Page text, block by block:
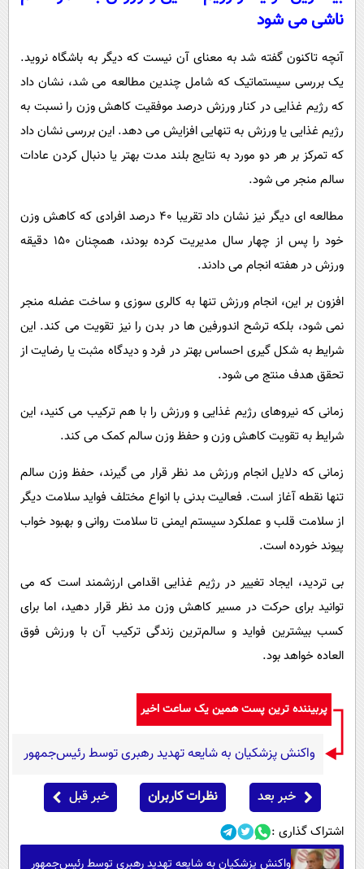
ناشی می شود
آنچه تاکنون گفته شد به معنای آن نیست که دیگر به باشگاه نروید.
یک بررسی سیستماتیک که شامل چندین مطالعه می شد، نشان داد
که رژیم غذایی در کنار ورزش درصد موفقیت کاهش وزن را نسبت به
رژیم غذایی یا ورزش به تنهایی افزایش می دهد. این بررسی نشان داد
که تمرکز بر هر دو مورد به نتایج بلند مدت بهتر یا دنبال کردن عادات
سالم منجر می شود.
مطالعه ای دیگر نیز نشان داد تقریبا 40 درصد افرادی که کاهش وزن
خود را پس از چهار سال مدیریت کرده بودند، همچنان 150 دقیقه
ورزش در هفته انجام می دادند.
افزون بر این، انجام ورزش تنها به کالری سوزی و ساخت عضله منجر
نمی شود، بلکه ترشح اندورفین ها در بدن را نیز تقویت می کند. این
شرایط به شکل گیری احساس بهتر در فرد و دیدگاه مثبت یا رضایت از
تحقق هدف منتج می شود.
زمانی که نیروهای رژیم غذایی و ورزش را با هم ترکیب می کنید، این
شرایط به تقویت کاهش وزن و حفظ وزن سالم کمک می کند.
زمانی که دلایل انجام ورزش مد نظر قرار می گیرند، حفظ وزن سالم
تنها نقطه آغاز است. فعالیت بدنی با انواع مختلف فواید سلامت دیگر
از سلامت قلب و عملکرد سیستم ایمنی تا سلامت روانی و بهبود خواب
پیوند خورده است.
بی تردید، ایجاد تغییر در رژیم غذایی اقدامی ارزشمند است که می
توانید برای حرکت در مسیر کاهش وزن مد نظر قرار دهید، اما برای
کسب بیشترین فواید و سالم‌ترین زندگی ترکیب آن با ورزش فوق
العاده خواهد بود.
پربیننده ترین پست همین یک ساعت اخیر
واکنش پزشکیان به شایعه تهدید رهبری توسط رئیس‌جمهور
خبر بعد نظرات کاربران خبر قبل
اشتراک گذاری :
واکنش پزشکیان به شایعه تهدید رهبری توسط رئیس‌جمهور